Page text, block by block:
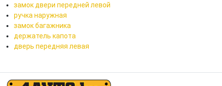
замок двери передней левой
ручка наружная
замок багажника
держатель капота
дверь передняя левая